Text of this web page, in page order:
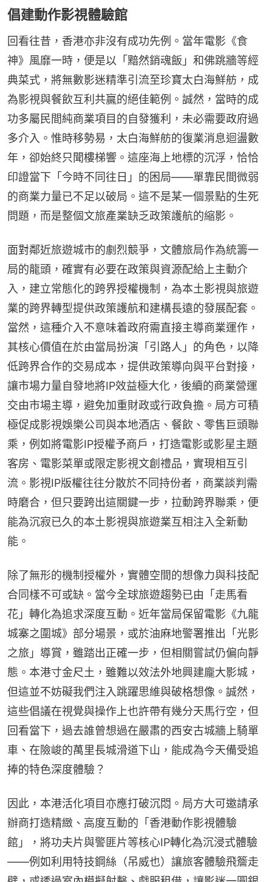
倡建動作影視體驗館
回看往昔，香港亦非沒有成功先例。當年電影《食
神》風靡一時，便是以「黯然銷魂飯」和佛跳牆等經
典菜式，將無數影迷精準引流至珍寶太白海鮮舫，成
為影視與餐飲互利共贏的絕佳範例。誠然，當時的成
功多屬民間純商業項目的自發獲利，未必需要政府過
多介入。惟時移勢易，太白海鮮舫的復業消息迴盪數
年，卻始終只聞樓梯響。這座海上地標的沉浮，恰恰
印證當下「今時不同往日」的困局——單靠民間微弱
的商業力量已不足以破局。這不是某一個景點的生死
問題，而是整個文旅產業缺乏政策護航的縮影。
面對鄰近旅遊城市的劇烈競爭，文體旅局作為統籌一
局的龍頭，確實有必要在政策與資源配給上主動介
入，建立常態化的跨界授權機制，為本土影視與旅遊
業的跨界轉型提供政策護航和建構長遠的發展配套。
當然，這種介入不意味着政府需直接主導商業運作，
其核心價值在於由當局扮演「引路人」的角色，以降
低跨界合作的交易成本，提供政策導向與平台對接，
讓市場力量自發地將IP效益極大化，後續的商業營運
交由市場主導，避免加重財政或行政負擔。局方可積
極促成影視娛樂公司與本地酒店、餐飲、零售巨頭聯
乘，例如將電影IP授權予商戶，打造電影或影星主題
客房、電影菜單或限定影視文創禮品，實現相互引
流。影視IP版權往往分散於不同持份者，商業談判需
時磨合，但只要跨出這關鍵一步，拉動跨界聯乘，便
能為沉寂已久的本土影視與旅遊業互相注入全新動
能。
除了無形的機制授權外，實體空間的想像力與科技配
合同樣不可或缺。當今全球旅遊趨勢已由「走馬看
花」轉化為追求深度互動。近年當局保留電影《九龍
城寨之圍城》部分場景，或於油麻地警署推出「光影
之旅」導賞，雖踏出正確一步，但相關嘗試仍偏向靜
態。本港寸金尺土，雖難以效法外地興建龐大影城，
但這並不妨礙我們注入跳躍思維與破格想像。誠然，
這些倡議在視覺與操作上也許帶有幾分天馬行空，但
回看當下，過去誰曾想過在嚴肅的西安古城牆上騎單
車、在險峻的萬里長城滑道下山，能成為今天備受追
捧的特色深度體驗？
因此，本港活化項目亦應打破沉悶。局方大可邀請承
辦商打造精緻、高度互動的「香港動作影視體驗
館」，將功夫片與警匪片等核心IP轉化為沉浸式體驗
——例如利用特技鋼絲（吊威也）讓旅客體驗飛簷走